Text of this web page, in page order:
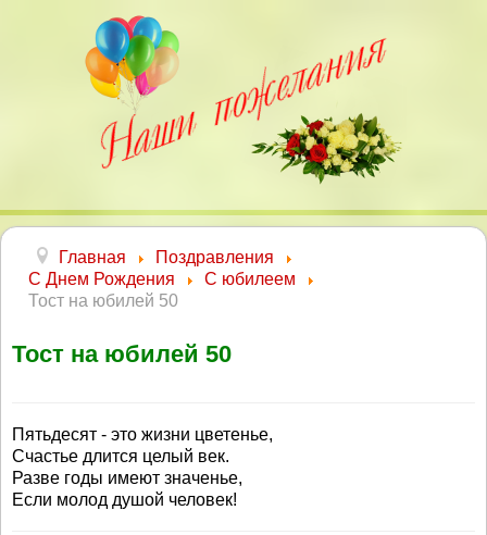
Главная
Поздравления
С Днем Рождения
С юбилеем
Тост на юбилей 50
Тост на юбилей 50
Пятьдесят - это жизни цветенье,
Счастье длится целый век.
Разве годы имеют значенье,
Если молод душой человек!